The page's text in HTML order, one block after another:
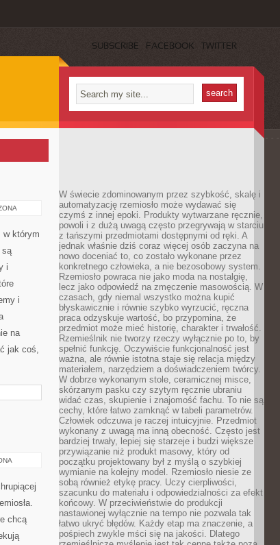
SUBSCRIBE FACEBOOK TWITTER
w którym
są
i
i
na
jak coś,
chcą
W świecie zdominowanym przez szybkość, skalę i
automatyzację rzemiosło może wydawać się
czymś z innej epoki. Produkty wytwarzane ręcznie,
powoli i z dużą uwagą często przegrywają w starciu
z tańszymi przedmiotami dostępnymi od ręki. A
jednak właśnie dziś coraz więcej osób zaczyna na
nowo doceniać to, co zostało wykonane przez
konkretnego człowieka, a nie bezosobowy system.
Rzemiosło powraca nie jako moda na nostalgię,
lecz jako odpowiedź na zmęczenie masowością. W
czasach, gdy niemal wszystko można kupić
błyskawicznie i równie szybko wyrzucić, ręczna
praca odzyskuje wartość, bo przypomina, że
przedmiot może mieć historię, charakter i trwałość.
Rzemieślnik nie tworzy rzeczy wyłącznie po to, by
spełnić funkcję. Oczywiście funkcjonalność jest
ważna, ale równie istotna staje się relacja między
materiałem, narzędziem a doświadczeniem twórcy.
W dobrze wykonanym stole, ceramicznej misce,
skórzanym pasku czy szytym ręcznie ubraniu
widać czas, skupienie i znajomość fachu. To nie są
cechy, które łatwo zamknąć w tabeli parametrów.
Człowiek odczuwa je raczej intuicyjnie. Przedmiot
wykonany z uwagą ma inną obecność. Często jest
bardziej trwały, lepiej się starzeje i budzi większe
przywiązanie niż produkt masowy, który od
początku projektowany był z myślą o szybkiej
wymianie na kolejny model. Rzemiosło niesie ze
sobą również etykę pracy. Uczy cierpliwości,
szacunku do materiału i odpowiedzialności za efekt
końcowy. W przeciwieństwie do produkcji
nastawionej wyłącznie na tempo nie pozwala tak
łatwo ukryć błędów. Każdy etap ma znaczenie, a
pośpiech zwykle mści się na jakości. Dlatego